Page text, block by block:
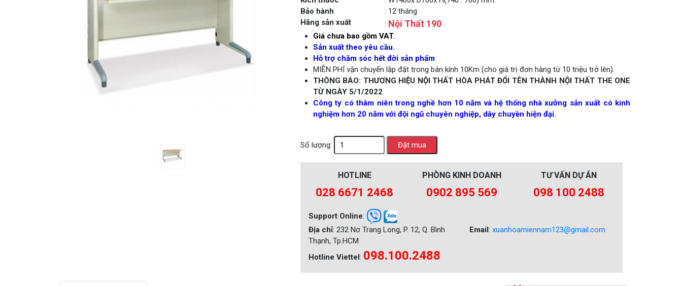
Bảo hành
: 12 tháng
Hãng sản xuất
: Nội Thất 190
Giá chưa bao gồm VAT.
Sản xuất theo yêu cầu.
Hỗ trợ chăm sóc hết đời sản phẩm
MIỄN PHÍ vận chuyển lắp đặt trong bán kính 10Km (cho giá trị đơn hàng từ 10 triệu trở lên).
THÔNG BÁO: THƯƠNG HIỆU NỘI THẤT HÒA PHÁT ĐỔI TÊN THÀNH NỘI THẤT THE ONE
TỪ NGÀY 5/1/2022
Công ty có thâm niên trong nghề hơn 10 năm và hệ thống nhà xưởng sản xuất có kinh
nghiệm hơn 20 năm với đội ngũ chuyên nghiệp, dây chuyền hiện đại.
Số lượng:
HOTLINE
028 6671 2468
PHÒNG KINH DOANH
0902 895 569
TƯ VẤN DỰ ÁN
098 100 2488
Support Online:
Địa chỉ: 232 Nơ Trang Long, P. 12, Q. Bình
Thạnh, Tp.HCM
Hotline Viettel: 098.100.2488
Email: xuanhoamiennam123@gmail.com